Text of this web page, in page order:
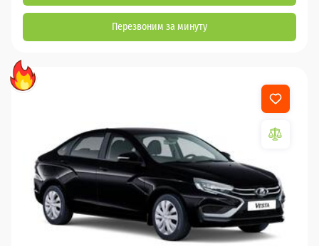
Перезвоним за минуту